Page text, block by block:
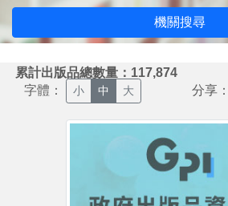
機關搜尋
累計出版品總數量：117,874
字體： 小 中 大 分享：